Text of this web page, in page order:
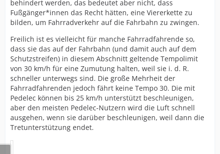
behindert werden, das bedeutet aber nicht, dass
Fußgänger*innen das Recht hätten, eine Viererkette zu
bilden, um Fahrradverkehr auf die Fahrbahn zu zwingen.
Freilich ist es vielleicht für manche Fahrradfahrende so,
dass sie das auf der Fahrbahn (und damit auch auf dem
Schutzstreifen) in diesem Abschnitt geltende Tempolimit
von 30 km/h für eine Zumutung halten, weil sie i. d. R.
schneller unterwegs sind. Die große Mehrheit der
Fahrradfahrenden jedoch fährt keine Tempo 30. Die mit
Pedelec können bis 25 km/h unterstützt beschleunigen,
aber den meisten Pedelec-Nutzern wird die Luft schnell
ausgehen, wenn sie darüber beschleunigen, weil dann die
Tretunterstützung endet.